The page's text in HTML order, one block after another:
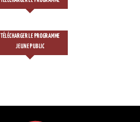
TÉLÉCHARGER LE PROGRAMME
JEUNE PUBLIC